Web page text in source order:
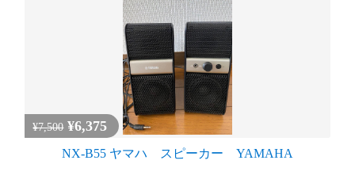
¥7,500 ¥6,375
NX-B55 ヤマハ スピーカー YAMAHA